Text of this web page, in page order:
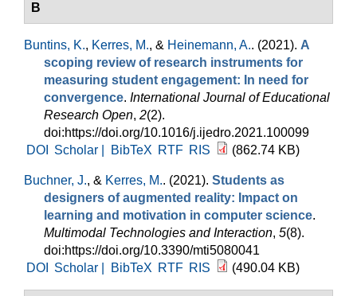
B
Buntins, K., Kerres, M., & Heinemann, A.. (2021). A
scoping review of research instruments for
measuring student engagement: In need for
convergence. International Journal of Educational
Research Open, 2(2).
doi:https://doi.org/10.1016/j.ijedro.2021.100099
DOI
Scholar | BibTeX RTF RIS (862.74 KB)
Buchner, J., & Kerres, M.. (2021). Students as
designers of augmented reality: Impact on
learning and motivation in computer science.
Multimodal Technologies and Interaction, 5(8).
doi:https://doi.org/10.3390/mti5080041
DOI
Scholar | BibTeX RTF RIS (490.04 KB)